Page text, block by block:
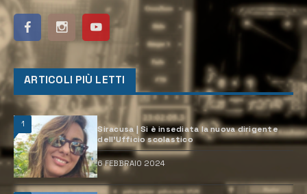
ARTICOLI PIÙ LETTI
1
Siracusa | Si è insediata la nuova dirigente
dell’Ufficio scolastico
6 FEBBRAIO 2024